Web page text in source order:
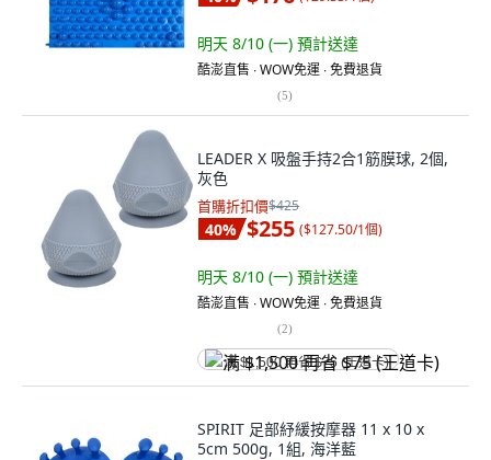
明天 8/10 (一) 預計送達
酷澎直售 ∙ WOW免運 ∙ 免費退貨
(5)
LEADER X 吸盤手持2合1筋膜球, 2個,
灰色
首購折扣價$425
40% $255 ($127.50/1個)
明天 8/10 (一) 預計送達
酷澎直售 ∙ WOW免運 ∙ 免費退貨
(2)
满 $1,500 再省 $75 (王道卡)
SPIRIT 足部紓緩按摩器 11 x 10 x
5cm 500g, 1組, 海洋藍